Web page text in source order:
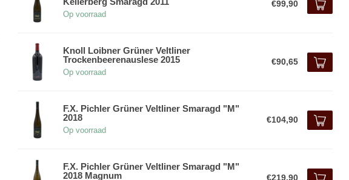
Op voorraad
€99,90
Knoll Loibner Grüner Veltliner
Trockenbeerenauslese 2015
Op voorraad
€90,65
F.X. Pichler Grüner Veltliner Smaragd "M"
2018
Op voorraad
€104,90
F.X. Pichler Grüner Veltliner Smaragd "M"
2018 Magnum
€219,90